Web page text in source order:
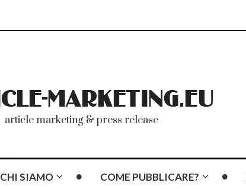
article marketing & press release
CHI SIAMO COME PUBBLICARE?